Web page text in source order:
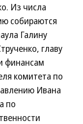
Из числа
собираются
Галину
главу
финансам
комитета по
Ивана
по